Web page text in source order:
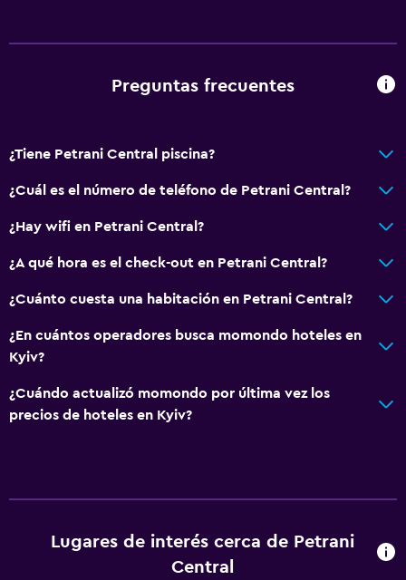
Preguntas frecuentes
¿Tiene Petrani Central piscina?
¿Cuál es el número de teléfono de Petrani Central?
¿Hay wifi en Petrani Central?
¿A qué hora es el check-out en Petrani Central?
¿Cuánto cuesta una habitación en Petrani Central?
¿En cuántos operadores busca momondo hoteles en
Kyiv?
¿Cuándo actualizó momondo por última vez los
precios de hoteles en Kyiv?
Lugares de interés cerca de Petrani
Central